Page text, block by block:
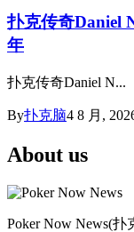
扑克传奇Daniel
年
扑克传奇Daniel N...
By扑克脑4 8 月,
About us
Poker Now News(